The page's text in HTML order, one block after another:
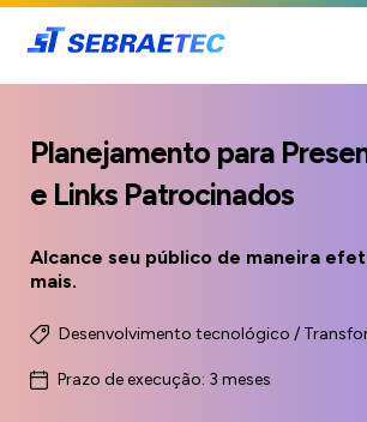
Planejamento para
e Links Patrocinados
Alcance seu público de maneira
mais.
Desenvolvimento tecnológico /
Prazo de execução: 3 meses